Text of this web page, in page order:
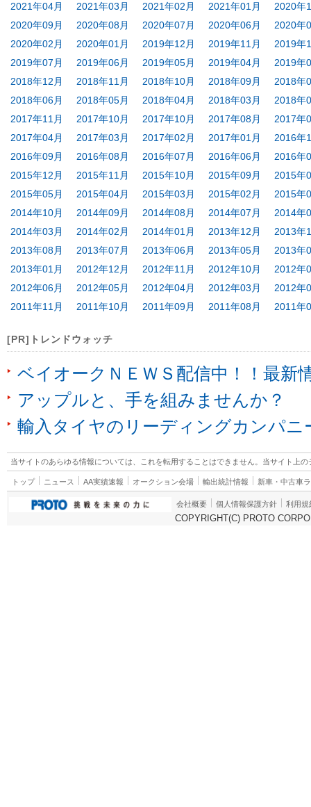
2021年04月
2021年03月 2021年02月 2021年01月
2020年
2020年09月
2020年08月 2020年07月 2020年06月
2020年
2020年02月
2020年01月 2019年12月 2019年11月
2019年
2019年07月
2019年06月 2019年05月 2019年04月
2019年
2018年12月
2018年11月 2018年10月 2018年09月
2018年
2018年06月
2018年05月 2018年04月 2018年03月
2018年
2017年11月
2017年10月 2017年10月 2017年08月
2017年
2017年04月
2017年03月 2017年02月 2017年01月
2016年
2016年09月
2016年08月 2016年07月 2016年06月
2016年
2015年12月
2015年11月 2015年10月 2015年09月
2015年
2015年05月
2015年04月 2015年03月 2015年02月
2015年
2014年10月
2014年09月 2014年08月 2014年07月
2014年
2014年03月
2014年02月 2014年01月 2013年12月
2013年
2013年08月
2013年07月 2013年06月 2013年05月
2013年
2013年01月
2012年12月 2012年11月 2012年10月
2012年
2012年06月
2012年05月 2012年04月 2012年03月
2012年
2011年11月
2011年10月 2011年09月 2011年08月 2011年
[PR]トレンドウォッチ
ベイオークＮＥＷＳ配信中！！最新
アップルと、手を組みませんか？
輸入タイヤのリーディングカンパニ
当サイトのあらゆる情報については、これを転用することはできません。当サイト上
トップ ニュース AA実績速報 オークション会場 輸出統計情報 新車・中古車
会社概要 個人情報保護方針 利用規
COPYRIGHT(C) PROTO